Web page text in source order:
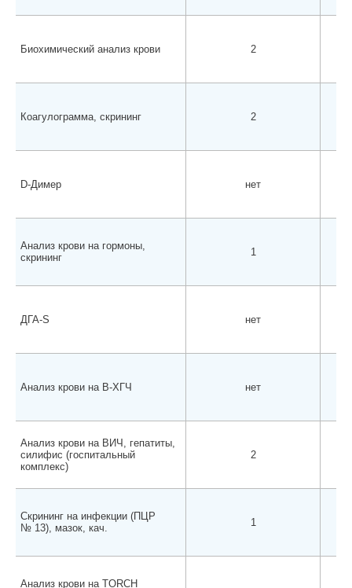
Биохимический анализ крови 2
Коагулограмма, скрининг 2
D-Димер нет
Анализ крови на гормоны,
скрининг
1
ДГА-S нет
Анализ крови на В-ХГЧ нет
Анализ крови на ВИЧ, гепатиты,
силифис (госпитальный
комплекс)
2
Скрининг на инфекции (ПЦР
№ 13), мазок, кач.
1
Анализ крови на TORCH